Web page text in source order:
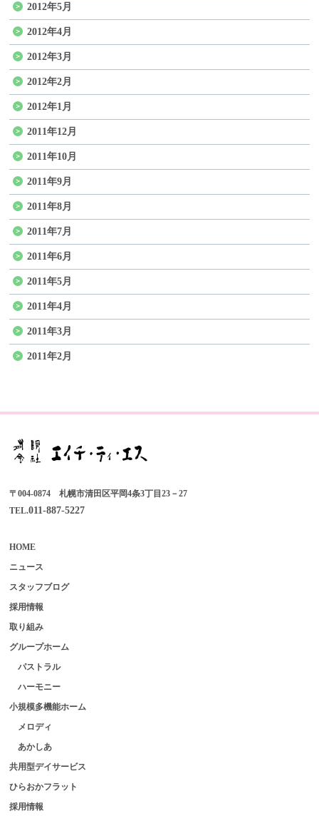
2012年5月
2012年4月
2012年3月
2012年2月
2012年1月
2011年12月
2011年10月
2011年9月
2011年8月
2011年7月
2011年6月
2011年5月
2011年4月
2011年3月
2011年2月
〒004-0874 札幌市清田区平岡4条3丁目23－27
TEL.011-887-5227
HOME
ニュース
スタッフブログ
採用情報
取り組み
グループホーム
パストラル
ハーモニー
小規模多機能ホーム
メロディ
あかしあ
共用型デイサービス
ひらおかフラット
採用情報